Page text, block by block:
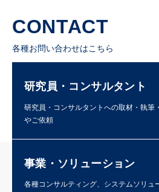
CONTACT
各種お問い合わせはこちら
研究員・コンサルタント
研究員・コンサルタントへの取材・執筆
やご依頼
事業・ソリューション
各種コンサルティング、システムソリュ